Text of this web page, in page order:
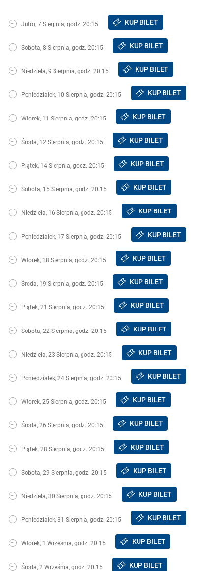
Jutro, 7 Sierpnia, godz. 20:15 KUP BILET
Sobota, 8 Sierpnia, godz. 20:15 KUP BILET
Niedziela, 9 Sierpnia, godz. 20:15 KUP BILET
Poniedziałek, 10 Sierpnia, godz. 20:15 KUP BILET
Wtorek, 11 Sierpnia, godz. 20:15 KUP BILET
Środa, 12 Sierpnia, godz. 20:15 KUP BILET
Piątek, 14 Sierpnia, godz. 20:15 KUP BILET
Sobota, 15 Sierpnia, godz. 20:15 KUP BILET
Niedziela, 16 Sierpnia, godz. 20:15 KUP BILET
Poniedziałek, 17 Sierpnia, godz. 20:15 KUP BILET
Wtorek, 18 Sierpnia, godz. 20:15 KUP BILET
Środa, 19 Sierpnia, godz. 20:15 KUP BILET
Piątek, 21 Sierpnia, godz. 20:15 KUP BILET
Sobota, 22 Sierpnia, godz. 20:15 KUP BILET
Niedziela, 23 Sierpnia, godz. 20:15 KUP BILET
Poniedziałek, 24 Sierpnia, godz. 20:15 KUP BILET
Wtorek, 25 Sierpnia, godz. 20:15 KUP BILET
Środa, 26 Sierpnia, godz. 20:15 KUP BILET
Piątek, 28 Sierpnia, godz. 20:15 KUP BILET
Sobota, 29 Sierpnia, godz. 20:15 KUP BILET
Niedziela, 30 Sierpnia, godz. 20:15 KUP BILET
Poniedziałek, 31 Sierpnia, godz. 20:15 KUP BILET
Wtorek, 1 Września, godz. 20:15 KUP BILET
Środa, 2 Września, godz. 20:15 KUP BILET